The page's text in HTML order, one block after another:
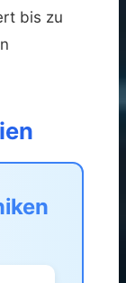
bis zu